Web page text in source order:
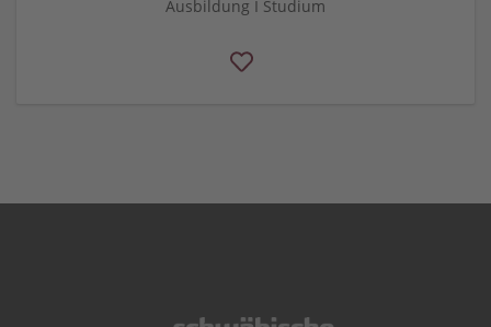
Ausbildung I Studium